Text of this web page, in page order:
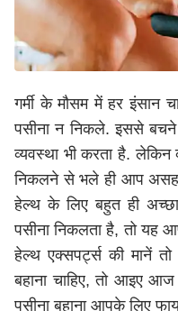
गर्मी के मौसम में हर इंसान
पसीना न निकले. इससे
व्यवस्था भी करता है. लेकिन
निकलने से भले ही आप
हेल्थ के लिए बहुत ही
पसीना निकलता है, तो यह
हेल्थ एक्सपर्ट्स की मानें
बहाना चाहिए, तो आइए
पसीना बहाना आपके लिए